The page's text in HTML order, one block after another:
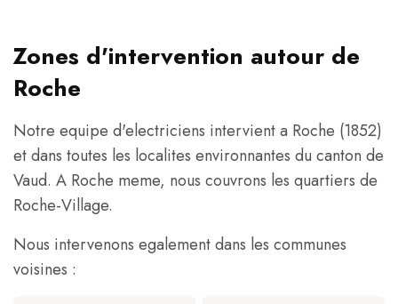
Zones d'intervention autour de
Roche
Notre equipe d'electriciens intervient a Roche (1852)
et dans toutes les localites environnantes du canton de
Vaud. A Roche meme, nous couvrons les quartiers de
Roche-Village.
Nous intervenons egalement dans les communes
voisines :